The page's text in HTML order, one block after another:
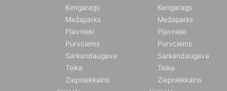
Ķengarags
Mežaparks
Pļavnieki
Purvciems
Sarkandaugava
Teika
Ziepniekkalns
Ķengarags
Mežaparks
Pļavnieki
Purvciems
Sarkandaugava
Teika
Ziepniekkalns